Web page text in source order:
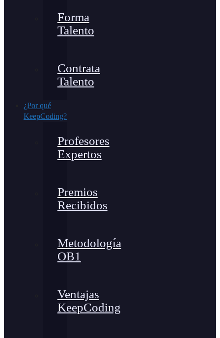
Forma
Talento
Contrata
Talento
¿Por qué
KeepCoding?
Profesores
Expertos
Premios
Recibidos
Metodología
OB1
Ventajas
KeepCoding